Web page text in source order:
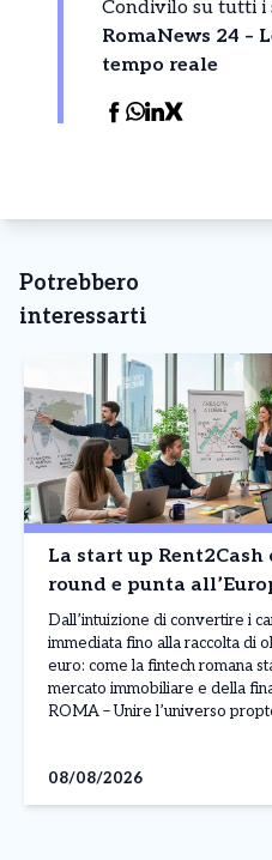
Condivilo su tutti i
RomaNews 24 –
tempo reale
Potrebbero
interessarti
La start up Rent2Cash
round e punta
Dall’intuizione di convertire i
immediata fino alla raccolta di
euro: come la fintech romana
mercato immobiliare e della
ROMA – Unire l’universo
08/08/2026